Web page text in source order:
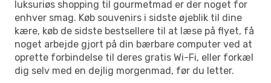
luksuriøs shopping til gourmetmad er der noget for
enhver smag. Køb souvenirs i sidste øjeblik til dine
kære, køb de sidste bestsellere til at læse på flyet, få
noget arbejde gjort på din bærbare computer ved at
oprette forbindelse til deres gratis Wi-Fi, eller forkæl
dig selv med en dejlig morgenmad, før du letter.